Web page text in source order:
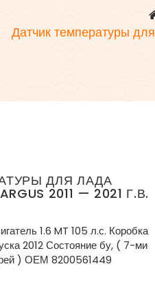
Датчик температуры
ДЛЯ ЛАДА
2011 — 2021 Г.В.
1.6 MT 105 л.с. Коробка
2012 Состояние бу, ( 7-ми
) ОЕМ 8200561449